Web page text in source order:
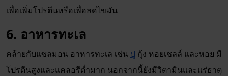
เพื่อเพิ่มโปรตีนหรือเพื่อลดไขมัน
6. อาหารทะเล
คล้ายกับแซลมอน อาหารทะเล เช่น ปู กุ้ง หอยเชลล์ และหอย มี
โปรตีนสูงและแคลอรีต่ำมาก นอกจากนี้ยังมีวิตามินและแร่ธาตุ